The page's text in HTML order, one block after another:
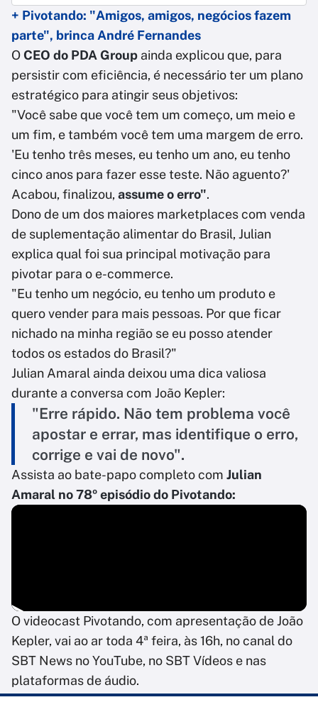
+ Pivotando: "Amigos, amigos, negócios fazem
parte", brinca André Fernandes
OCEO do PDA Group ainda explicou que, para
persistir com eficiência, é necessário ter um plano
estratégico para atingir seus objetivos:
"Você sabe que você tem um começo, um meio e
um fim, e também você tem uma margem de erro.
'Eu tenho três meses, eu tenho um ano, eu tenho
cinco anos para fazer esse teste. Não aguento?'
Acabou, finalizou, assume o erro".
Dono de um dos maiores marketplaces com venda
de suplementação alimentar do Brasil, Julian
explica qual foi sua principal motivação para
pivotar para o e-commerce.
"Eu tenho um negócio, eu tenho um produto e
quero vender para mais pessoas. Por que ficar
nichado na minha região se eu posso atender
todos os estados do Brasil?"
Julian Amaral ainda deixou uma dica valiosa
durante a conversa com João Kepler:
"Erre rápido. Não tem problema você
apostar e errar, mas identifique o erro,
corrige e vai de novo".
Assista ao bate-papo completo com Julian
Amaral no 78º episódio do Pivotando:
O videocast Pivotando, com apresentação de João
Kepler, vai ao ar toda 4ª feira, às 16h, no canal do
SBT News no YouTube, no SBT Vídeos e nas
plataformas de áudio.